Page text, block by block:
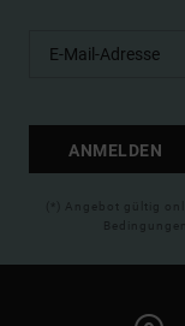
ANMELDEN
(*) Angebot gültig